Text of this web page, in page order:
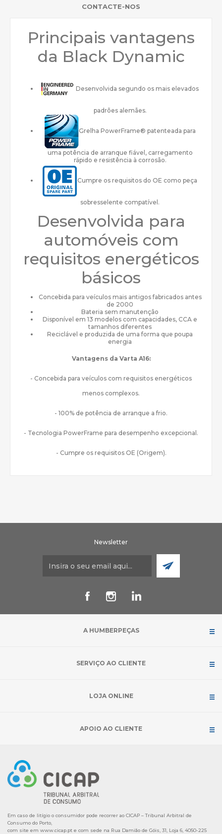
CONTACTE-NOS
Principais vantagens
da Black Dynamic
Desenvolvida segundo os mais elevados
padrões alemães.
Grelha PowerFrame® patenteada para
uma potência de arranque fiável, carregamento
rápido e resistência à corrosão.
Cumpre os requisitos do OE como peça
sobresselente compatível.
Desenvolvida para
automóveis com
requisitos energéticos
básicos
Concebida para veículos mais antigos fabricados antes
de 2000
Bateria sem manutenção
Disponível em 13 modelos com capacidades, CCA e
tamanhos diferentes
Reciclável e produzida de uma forma que poupa
energia
Vantagens da Varta A16:
- Concebida para veículos com requisitos energéticos
menos complexos.
- 100% de potência de arranque a frio.
- Tecnologia PowerFrame para desempenho excepcional.
- Cumpre os requisitos OE (Origem).
Newsletter
A HUMBERPEÇAS
SERVIÇO AO CLIENTE
LOJA ONLINE
APOIO AO CLIENTE
Em caso de litígio o consumidor pode recorrer ao CICAP – Tribunal Arbitral de
Consumo do Porto,
com site em www.cicap.pt e com sede na Rua Damião de Góis, 31, Loja 6, 4050-225